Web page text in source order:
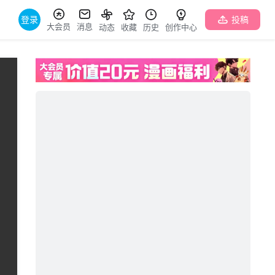
登录
大会员 消息 动态 收藏 历史 创作中心
投稿